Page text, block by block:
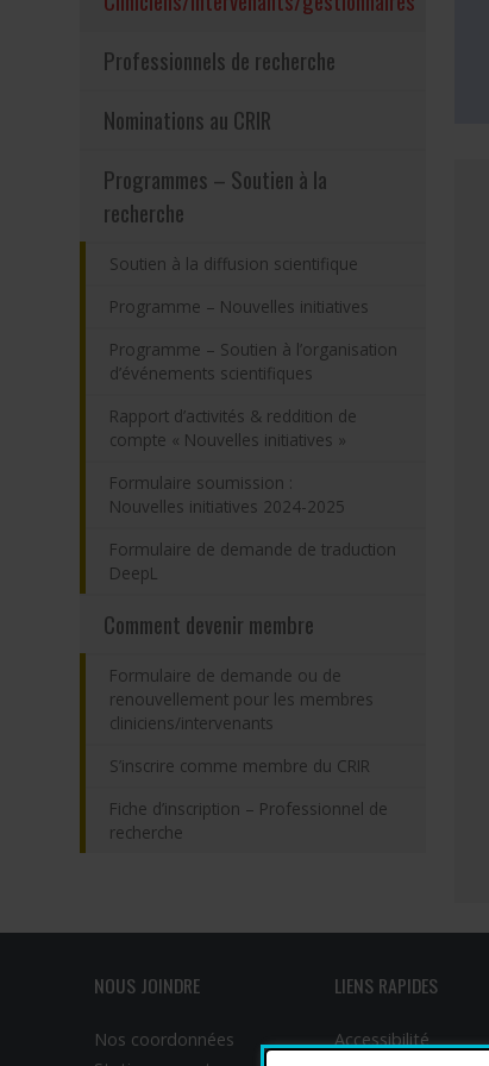
Professionnels de recherche
Nominations au CRIR
Programmes – Soutien à la
recherche
Soutien à la diffusion scientifique
Programme – Nouvelles initiatives
Programme – Soutien à l’organisation
d’événements scientifiques
Rapport d’activités & reddition de
compte « Nouvelles initiatives »
Formulaire soumission :
Nouvelles initiatives 2024-2025
Formulaire de demande de traduction
DeepL
Comment devenir membre
Formulaire de demande ou de
renouvellement pour les membres
cliniciens/intervenants
S’inscrire comme membre du CRIR
Fiche d’inscription – Professionnel de
recherche
NOUS JOINDRE
Nos coordonnées
LIENS RAPIDES
Accessibilité